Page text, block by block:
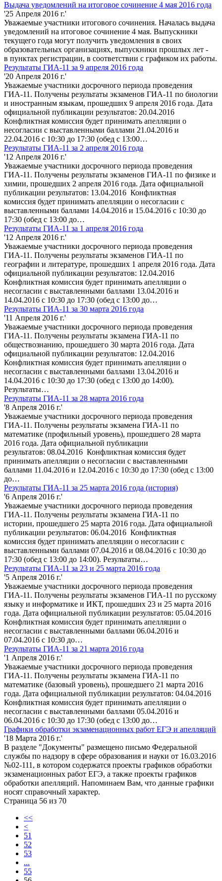
Выдача уведомлений на итоговое сочинение 4 мая 2016 года
'25 Апреля 2016 г.'
Уважаемые участники итогового сочинения. Началась выдача
уведомлений на итоговое сочинение 4 мая. Выпускники
текущего года могут получить уведомления в своих
образовательных организациях, выпускники прошлых лет -
в пунктах регистрации, в соответствии с графиком их работы.
Результаты ГИА-11 за 9 апреля 2016 года
'20 Апреля 2016 г.'
Уважаемые участники досрочного периода проведения
ГИА-11. Получены результаты экзаменов ГИА-11 по биологии
и иностранным языкам, прошедших 9 апреля 2016 года. Дата
официальной публикации результатов: 20.04.2016
Конфликтная комиссия будет принимать апелляции о
несогласии с выставленными баллами 21.04.2016 и
22.04.2016 с 10:30 до 17:30 (обед с 13:00…
Результаты ГИА-11 за 2 апреля 2016 года
'12 Апреля 2016 г.'
Уважаемые участники досрочного периода проведения
ГИА-11. Получены результаты экзаменов ГИА-11 по физике и
химии, прошедших 2 апреля 2016 года. Дата официальной
публикации результатов: 13.04.2016 Конфликтная
комиссия будет принимать апелляции о несогласии с
выставленными баллами 14.04.2016 и 15.04.2016 с 10:30 до
17:30 (обед с 13:00 до…
Результаты ГИА-11 за 1 апреля 2016 года
'12 Апреля 2016 г.'
Уважаемые участники досрочного периода проведения
ГИА-11. Получены результаты экзаменов ГИА-11 по
географии и литературе, прошедших 1 апреля 2016 года. Дата
официальной публикации результатов: 12.04.2016
Конфликтная комиссия будет принимать апелляции о
несогласии с выставленными баллами 13.04.2016 и
14.04.2016 с 10:30 до 17:30 (обед с 13:00 до…
Результаты ГИА-11 за 30 марта 2016 года
'11 Апреля 2016 г.'
Уважаемые участники досрочного периода проведения
ГИА-11. Получены результаты экзамена ГИА-11 по
обществознанию, прошедшего 30 марта 2016 года. Дата
официальной публикации результатов: 12.04.2016
Конфликтная комиссия будет принимать апелляции о
несогласии с выставленными баллами 13.04.2016 и
14.04.2016 с 10:30 до 17:30 (обед с 13:00 до 14:00).
Результаты…
Результаты ГИА-11 за 28 марта 2016 года
'8 Апреля 2016 г.'
Уважаемые участники досрочного периода проведения
ГИА-11. Получены результаты экзамена ГИА-11 по
математике (профильный уровень), прошедшего 28 марта
2016 года. Дата официальной публикации
результатов: 08.04.2016 Конфликтная комиссия будет
принимать апелляции о несогласии с выставленными
баллами 11.04.2016 и 12.04.2016 с 10:30 до 17:30 (обед с 13:00
до…
Результаты ГИА-11 за 25 марта 2016 года (история)
'6 Апреля 2016 г.'
Уважаемые участники досрочного периода проведения
ГИА-11. Получены результаты экзамена ГИА-11 по
истории, прошедшего 25 марта 2016 года. Дата официальной
публикации результатов: 06.04.2016 Конфликтная
комиссия будет принимать апелляции о несогласии с
выставленными баллами 07.04.2016 и 08.04.2016 с 10:30 до
17:30 (обед с 13:00 до 14:00). Результаты…
Результаты ГИА-11 за 23 и 25 марта 2016 года
'5 Апреля 2016 г.'
Уважаемые участники досрочного периода проведения
ГИА-11. Получены результаты экзаменов ГИА-11 по русскому
языку и информатике и ИКТ, прошедших 23 и 25 марта 2016
года. Дата официальной публикации результатов: 05.04.2016
Конфликтная комиссия будет принимать апелляции о
несогласии с выставленными баллами 06.04.2016 и
07.04.2016 с 10:30 до…
Результаты ГИА-11 за 21 марта 2016 года
'1 Апреля 2016 г.'
Уважаемые участники досрочного периода проведения
ГИА-11. Получены результаты экзамена ГИА-11 по
математике (базовый уровень), прошедшего 21 марта 2016
года. Дата официальной публикации результатов: 04.04.2016
Конфликтная комиссия будет принимать апелляции о
несогласии с выставленными баллами 05.04.2016 и
06.04.2016 с 10:30 до 17:30 (обед с 13:00 до…
Графики обработки экзаменационных работ ЕГЭ и апелляций
'18 Марта 2016 г.'
В разделе "Документы" размещено письмо Федеральной
службы по надзору в сфере образования и науки от 16.03.2016
№02-111, в котором содержатся проекты графиков обработки
экзаменационных работ ЕГЭ, а также проекты графиков
обработки апелляций. Напоминаем Вам, что данные графики
носят справочный характер.
Страница 56 из 70
<<
<
51
52
53
...
55